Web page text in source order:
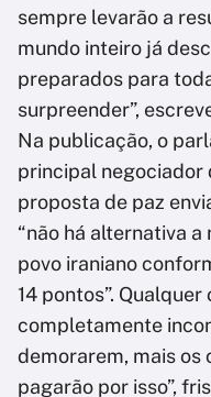
sempre levarão a
mundo inteiro já
preparados para
surpreender”,
Na publicação, o
principal negociador
proposta de paz
“não há alternativa
povo iraniano
14 pontos”.
completamente
demorarem, mais
pagarão por isso”,